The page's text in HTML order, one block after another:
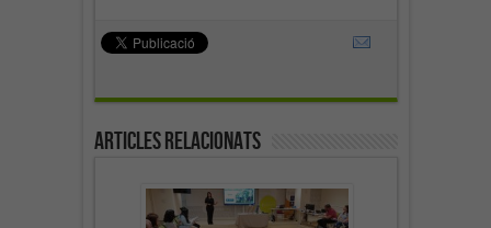
Articles Relacionats